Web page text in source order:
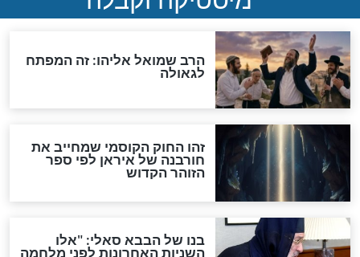
"לפני הגאולה תהיה אפיקורסות
והכחשה גדולה מאוד של
האמונה"
האם לאחר בוא המשיח יהיה
אפשר לחזור בתשובה?
לכל המאמרים